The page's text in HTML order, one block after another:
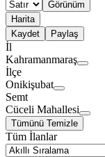
Görünüm
Harita
Kaydet
Paylaş
İl
Kahramanmaraş
İlçe
Onikişubat
Semt
Cüceli Mahallesi
Tümünü Temizle
Tüm İlanlar